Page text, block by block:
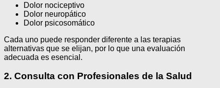
Dolor nociceptivo
Dolor neuropático
Dolor psicosomático
Cada uno puede responder diferente a las terapias
alternativas que se elijan, por lo que una evaluación
adecuada es esencial.
2. Consulta con Profesionales de la Salud